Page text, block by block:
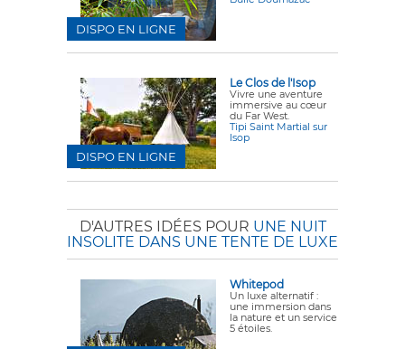
DISPO EN LIGNE
Le Clos de l'Isop
Vivre une aventure
immersive au cœur
du Far West.
Tipi Saint Martial sur
Isop
DISPO EN LIGNE
D'AUTRES IDÉES POUR UNE NUIT
INSOLITE DANS UNE TENTE DE LUXE
Whitepod
Un luxe alternatif :
une immersion dans
la nature et un service
5 étoiles.